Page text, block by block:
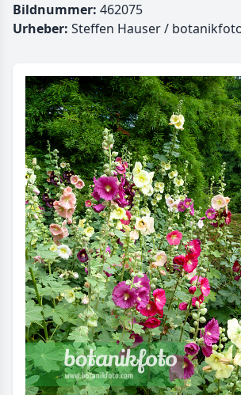
Bildnummer: 462075
Urheber: Steffen Hauser /